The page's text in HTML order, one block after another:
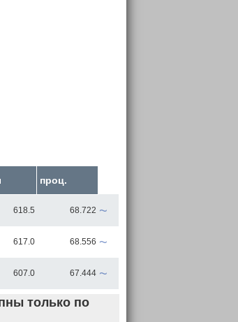
проц.
618.5 68.722 ~
617.0 68.556 ~
607.0 67.444 ~
только по